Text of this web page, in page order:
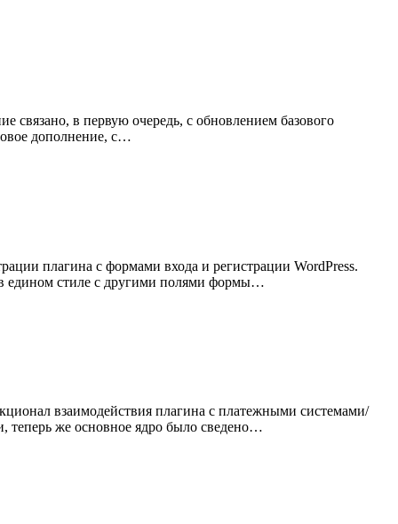
связано, в первую очередь, с обновлением базового
дополнение, с…
плагина с формами входа и регистрации WordPress.
в едином стиле с другими полями формы…
взаимодействия плагина с платежными системами/
теперь же основное ядро было сведено…